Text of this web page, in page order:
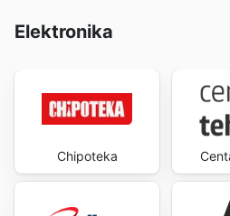
Elektronika
Chipoteka